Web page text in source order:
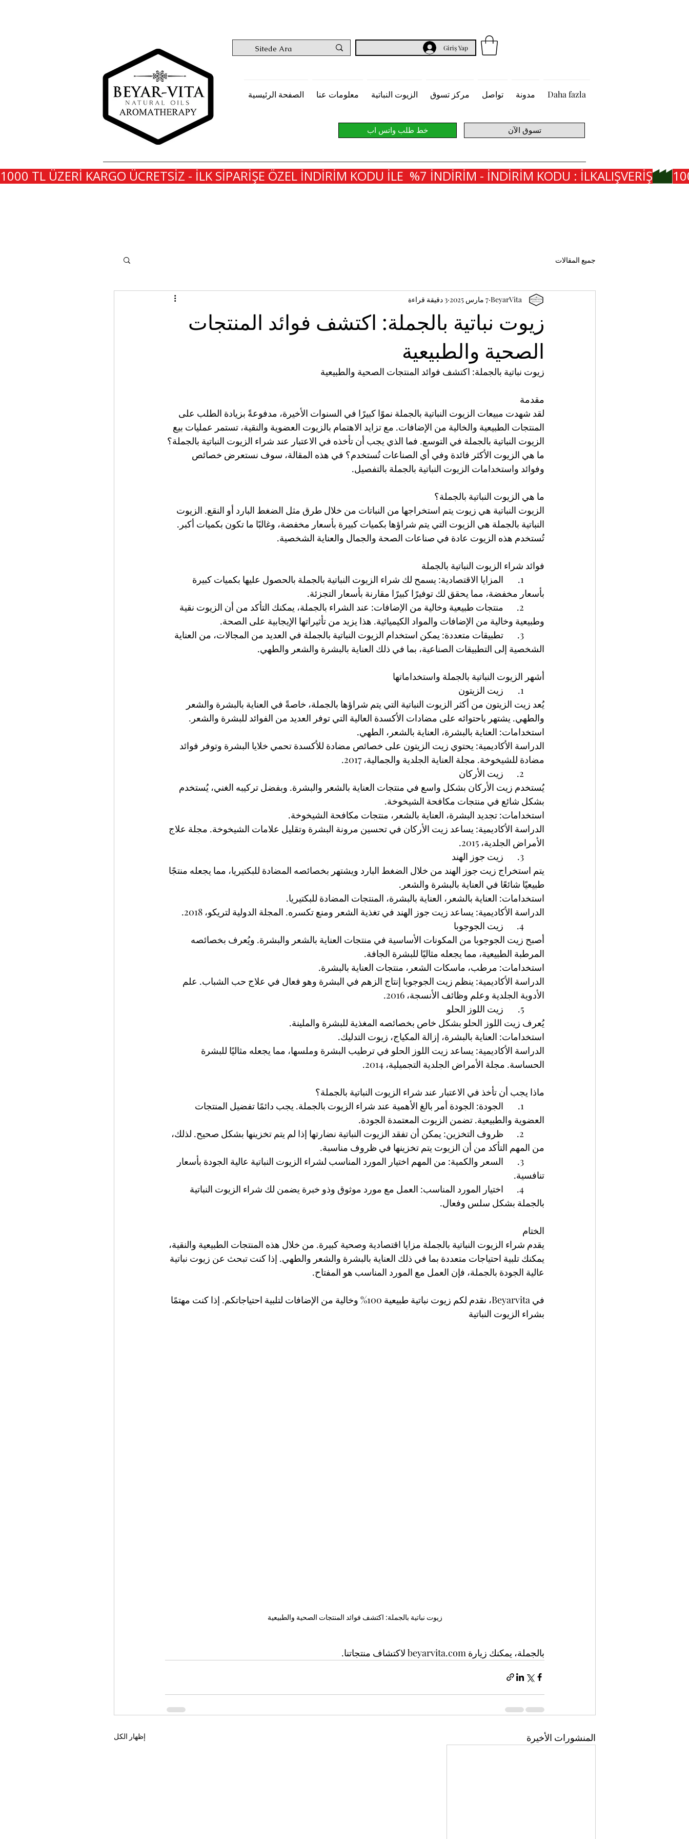
Giriş Yap
الصفحة الرئيسية معلومات عنا الزيوت النباتية مركز تسوق تواصل مدونة Daha fazla
خط طلب واتس اب تسوق الآن
1000 TL ÜZERİ KARGO ÜCRETSİZ - İLK SİPARİŞE ÖZEL İNDİRİM KODU İLE  %7 İNDİRİM - İNDİRİM KODU : İLKALIŞVERİŞ
جميع المقالات
زيوت نباتية بالجملة: اكتشف فوائد المنتجات
الصحية والطبيعية
BeyarVita 7 مارس 2025 3 دقيقة قراءة
زيوت نباتية بالجملة: اكتشف فوائد المنتجات الصحية والطبيعية
مقدمة
لقد شهدت مبيعات الزيوت النباتية بالجملة نموًا كبيرًا في السنوات الأخيرة، مدفوعةً بزيادة الطلب على
المنتجات الطبيعية والخالية من الإضافات. مع تزايد الاهتمام بالزيوت العضوية والنقية، تستمر عمليات بيع
الزيوت النباتية بالجملة في التوسع. فما الذي يجب أن تأخذه في الاعتبار عند شراء الزيوت النباتية بالجملة؟
ما هي الزيوت الأكثر فائدة وفي أي الصناعات تُستخدم؟ في هذه المقالة، سوف نستعرض خصائص
وفوائد واستخدامات الزيوت النباتية بالجملة بالتفصيل.
ما هي الزيوت النباتية بالجملة؟
الزيوت النباتية هي زيوت يتم استخراجها من النباتات من خلال طرق مثل الضغط البارد أو النقع. الزيوت
النباتية بالجملة هي الزيوت التي يتم شراؤها بكميات كبيرة بأسعار مخفضة، وغالبًا ما تكون بكميات أكبر.
تُستخدم هذه الزيوت عادة في صناعات الصحة والجمال والعناية الشخصية.
فوائد شراء الزيوت النباتية بالجملة
	1.	المزايا الاقتصادية: يسمح لك شراء الزيوت النباتية بالجملة بالحصول عليها بكميات كبيرة
بأسعار مخفضة، مما يحقق لك توفيرًا كبيرًا مقارنة بأسعار التجزئة.
	2.	منتجات طبيعية وخالية من الإضافات: عند الشراء بالجملة، يمكنك التأكد من أن الزيوت نقية
وطبيعية وخالية من الإضافات والمواد الكيميائية. هذا يزيد من تأثيراتها الإيجابية على الصحة.
	3.	تطبيقات متعددة: يمكن استخدام الزيوت النباتية بالجملة في العديد من المجالات، من العناية
الشخصية إلى التطبيقات الصناعية، بما في ذلك العناية بالبشرة والشعر والطهي.
أشهر الزيوت النباتية بالجملة واستخداماتها
يُعد زيت الزيتون من أكثر الزيوت النباتية التي يتم شراؤها بالجملة، خاصةً في العناية بالبشرة والشعر
والطهي. يشتهر باحتوائه على مضادات الأكسدة العالية التي توفر العديد من الفوائد للبشرة والشعر.
استخدامات: العناية بالبشرة، العناية بالشعر، الطهي.
الدراسة الأكاديمية: يحتوي زيت الزيتون على خصائص مضادة للأكسدة تحمي خلايا البشرة وتوفر فوائد
مضادة للشيخوخة. مجلة العناية الجلدية والجمالية، 2017.
يُستخدم زيت الأركان بشكل واسع في منتجات العناية بالشعر والبشرة. وبفضل تركيبه الغني، يُستخدم
بشكل شائع في منتجات مكافحة الشيخوخة.
استخدامات: تجديد البشرة، العناية بالشعر، منتجات مكافحة الشيخوخة.
الدراسة الأكاديمية: يساعد زيت الأركان في تحسين مرونة البشرة وتقليل علامات الشيخوخة. مجلة علاج
الأمراض الجلدية، 2015.
يتم استخراج زيت جوز الهند من خلال الضغط البارد ويشتهر بخصائصه المضادة للبكتيريا، مما يجعله منتجًا
طبيعيًا شائعًا في العناية بالبشرة والشعر.
استخدامات: العناية بالشعر، العناية بالبشرة، المنتجات المضادة للبكتيريا.
الدراسة الأكاديمية: يساعد زيت جوز الهند في تغذية الشعر ومنع تكسره. المجلة الدولية لتريكو، 2018.
أصبح زيت الجوجوبا من المكونات الأساسية في منتجات العناية بالشعر والبشرة. ويُعرف بخصائصه
المرطبة الطبيعية، مما يجعله مثاليًا للبشرة الجافة.
استخدامات: مرطب، ماسكات الشعر، منتجات العناية بالبشرة.
الدراسة الأكاديمية: ينظم زيت الجوجوبا إنتاج الزهم في البشرة وهو فعال في علاج حب الشباب. علم
الأدوية الجلدية وعلم وظائف الأنسجة، 2016.
يُعرف زيت اللوز الحلو بشكل خاص بخصائصه المغذية للبشرة والملينة.
استخدامات: العناية بالبشرة، إزالة المكياج، زيوت التدليك.
الدراسة الأكاديمية: يساعد زيت اللوز الحلو في ترطيب البشرة وملسها، مما يجعله مثاليًا للبشرة
الحساسة. مجلة الأمراض الجلدية التجميلية، 2014.
ماذا يجب أن تأخذ في الاعتبار عند شراء الزيوت النباتية بالجملة؟
	1.	الجودة: الجودة أمر بالغ الأهمية عند شراء الزيوت بالجملة. يجب دائمًا تفضيل المنتجات
العضوية والطبيعية. تضمن الزيوت المعتمدة الجودة.
	2.	ظروف التخزين: يمكن أن تفقد الزيوت النباتية نضارتها إذا لم يتم تخزينها بشكل صحيح. لذلك،
من المهم التأكد من أن الزيوت يتم تخزينها في ظروف مناسبة.
	3.	السعر والكمية: من المهم اختيار المورد المناسب لشراء الزيوت النباتية عالية الجودة بأسعار
تنافسية.
	4.	اختيار المورد المناسب: العمل مع مورد موثوق وذو خبرة يضمن لك شراء الزيوت النباتية
بالجملة بشكل سلس وفعال.
الختام
يقدم شراء الزيوت النباتية بالجملة مزايا اقتصادية وصحية كبيرة. من خلال هذه المنتجات الطبيعية والنقية،
يمكنك تلبية احتياجات متعددة بما في ذلك العناية بالبشرة والشعر والطهي. إذا كنت تبحث عن زيوت نباتية
عالية الجودة بالجملة، فإن العمل مع المورد المناسب هو المفتاح.
في Beyarvita، نقدم لكم زيوت نباتية طبيعية 100% وخالية من الإضافات لتلبية احتياجاتكم. إذا كنت مهتمًا
بشراء الزيوت النباتية
زيوت نباتية بالجملة: اكتشف فوائد المنتجات الصحية والطبيعية
بالجملة، يمكنك زيارة beyarvita.com لاكتشاف منتجاتنا.
المنشورات الأخيرة إظهار الكل